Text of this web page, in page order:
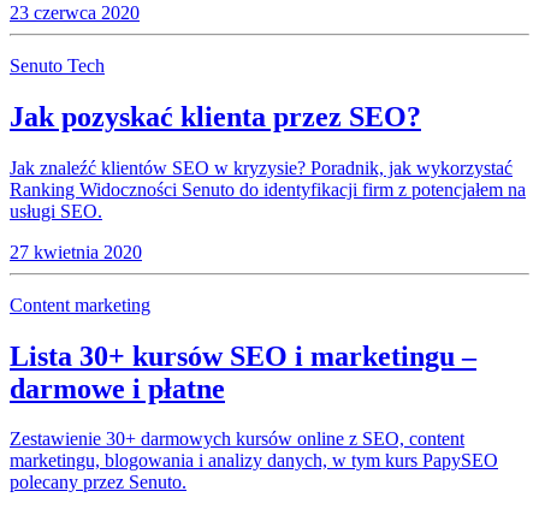
23 czerwca 2020
Senuto Tech
Jak pozyskać klienta przez SEO?
Jak znaleźć klientów SEO w kryzysie? Poradnik, jak wykorzystać
Ranking Widoczności Senuto do identyfikacji firm z potencjałem na
usługi SEO.
27 kwietnia 2020
Content marketing
Lista 30+ kursów SEO i marketingu –
darmowe i płatne
Zestawienie 30+ darmowych kursów online z SEO, content
marketingu, blogowania i analizy danych, w tym kurs PapySEO
polecany przez Senuto.